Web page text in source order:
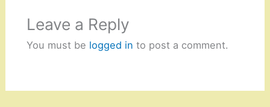
Leave a Reply
You must be logged in to post a comment.